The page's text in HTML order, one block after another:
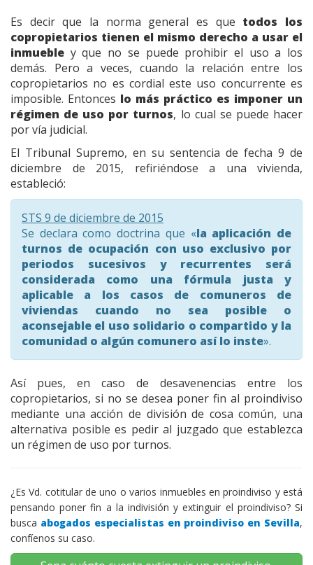
Es decir que la norma general es que todos los
copropietarios tienen el mismo derecho a usar el
inmueble y que no se puede prohibir el uso a los
demás. Pero a veces, cuando la relación entre los
copropietarios no es cordial este uso concurrente es
imposible. Entonces lo más práctico es imponer un
régimen de uso por turnos, lo cual se puede hacer
por vía judicial.
El Tribunal Supremo, en su sentencia de fecha 9 de
diciembre de 2015, refiriéndose a una vivienda,
estableció:
STS 9 de diciembre de 2015
Se declara como doctrina que «la aplicación de
turnos de ocupación con uso exclusivo por
periodos sucesivos y recurrentes será
considerada como una fórmula justa y
aplicable a los casos de comuneros de
viviendas cuando no sea posible o
aconsejable el uso solidario o compartido y la
comunidad o algún comunero así lo inste».
Así pues, en caso de desavenencias entre los
copropietarios, si no se desea poner fin al proindiviso
mediante una acción de división de cosa común, una
alternativa posible es pedir al juzgado que establezca
un régimen de uso por turnos.
¿Es Vd. cotitular de uno o varios inmuebles en proindiviso y está
pensando poner fin a la indivisión y extinguir el proindiviso? Si
busca abogados especialistas en proindiviso en Sevilla,
confíenos su caso.